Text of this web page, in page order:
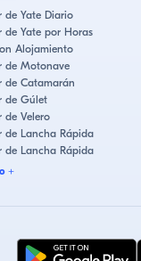
de Yate Diario
de Yate por Horas
Alojamiento
de Motonave
de Catamarán
de Gúlet
de Velero
de Lancha Rápida
de Lancha Rápida
+